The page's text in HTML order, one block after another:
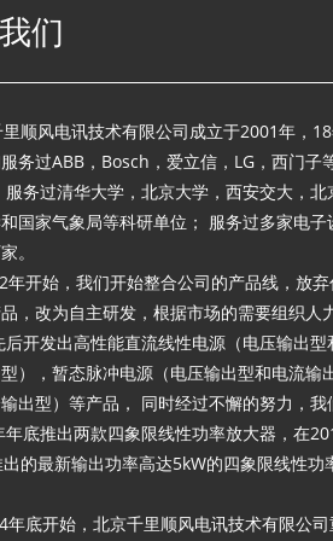
们
顺风电讯技术有限公司成立于2001年，
务过ABB，Bosch，爱立信，LG，西门子
服务过清华大学，北京大学，西安交大，北
国家气象局等科研单位； 服务过多家电子
。
开始，我们开始整合公司的产品线，放弃
，改为自主研发，根据市场的需要组织人
后开发出高性能直流线性电源（电压输出型
），暂态脉冲电源（电压输出型和电流输
出型）等产品， 同时经过不懈的努力，我
年底推出两款四象限线性功率放大器，在
的最新输出功率高达5kW的四象限线性功
底开始，北京千里顺风电讯技术有限公司